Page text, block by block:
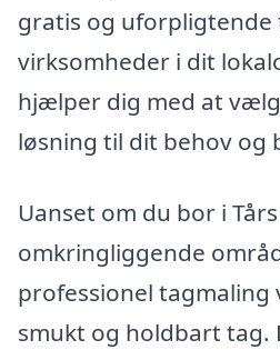
gratis og uforpligtende
virksomheder i dit
hjælper dig med at
løsning til dit behov og
Uanset om du bor i
omkringliggende
professionel
smukt og holdbart tag.